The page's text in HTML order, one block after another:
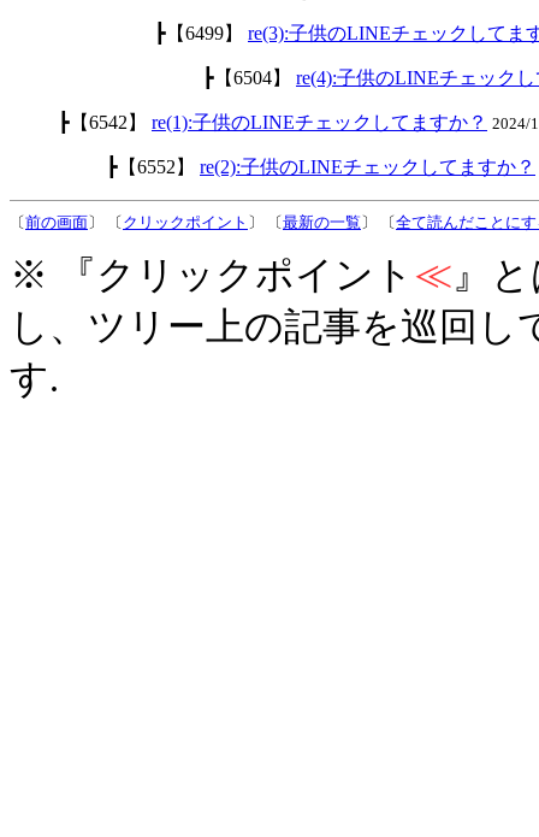
┣【6499】 re(3):子供のLINEチェックしてま
┣【6504】 re(4):子供のLINEチェック
┣【6542】 re(1):子供のLINEチェックしてますか？ 2024/
┣【6552】 re(2):子供のLINEチェックしてますか？
〔前の画面〕 〔 クリックポイント 〕 〔最新の一覧 〕 〔全て読んだことに
※ 『クリックポイント ≪』
し、ツリー上の記事を巡回
す.